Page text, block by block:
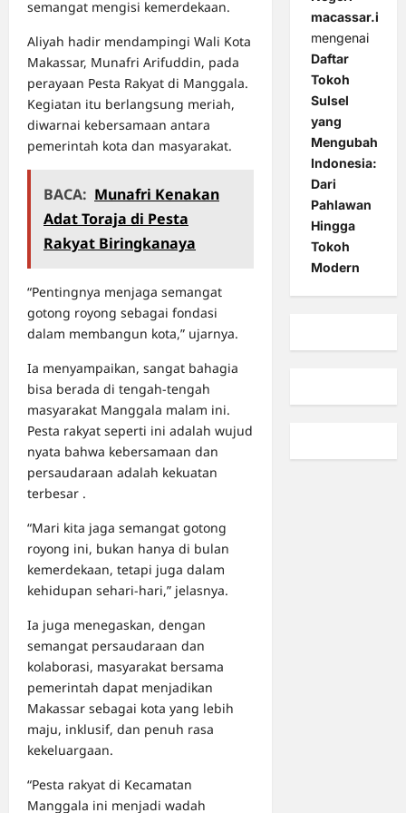
semangat mengisi kemerdekaan.
Aliyah hadir mendampingi Wali Kota
Makassar, Munafri Arifuddin, pada
perayaan Pesta Rakyat di Manggala.
Kegiatan itu berlangsung meriah,
diwarnai kebersamaan antara
pemerintah kota dan masyarakat.
BACA: Munafri Kenakan
Adat Toraja di Pesta
Rakyat Biringkanaya
“Pentingnya menjaga semangat
gotong royong sebagai fondasi
dalam membangun kota,” ujarnya.
Ia menyampaikan, sangat bahagia
bisa berada di tengah-tengah
masyarakat Manggala malam ini.
Pesta rakyat seperti ini adalah wujud
nyata bahwa kebersamaan dan
persaudaraan adalah kekuatan
terbesar .
“Mari kita jaga semangat gotong
royong ini, bukan hanya di bulan
kemerdekaan, tetapi juga dalam
kehidupan sehari-hari,” jelasnya.
Ia juga menegaskan, dengan
semangat persaudaraan dan
kolaborasi, masyarakat bersama
pemerintah dapat menjadikan
Makassar sebagai kota yang lebih
maju, inklusif, dan penuh rasa
kekeluargaan.
“Pesta rakyat di Kecamatan
Manggala ini menjadi wadah
macassar.id
mengenai
Daftar
Tokoh
Sulsel
yang
Mengubah
Indonesia:
Dari
Pahlawan
Hingga
Tokoh
Modern